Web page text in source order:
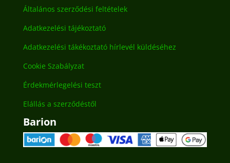
Általános szerződési feltételek
Adatkezelési tájékoztató
Adatkezelési tákékoztató hírlevél küldéséhez
Cookie Szabályzat
Érdekmérlegelési teszt
Elállás a szerződéstől
Barion